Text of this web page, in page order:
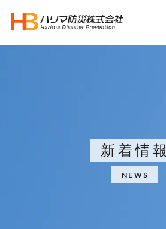
新着情報
NEWS